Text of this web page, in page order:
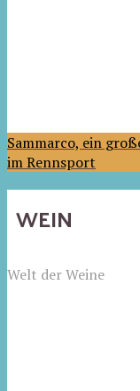
Sammarco, ein
im Rennsport
WEIN
Welt der Weine